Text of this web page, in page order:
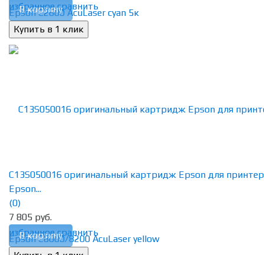
избранное сравнить
В корзину
избранное сравнить
C13S050016 оригинальный картридж Epson для
Epson...
(0)
7 805 руб.
В корзину